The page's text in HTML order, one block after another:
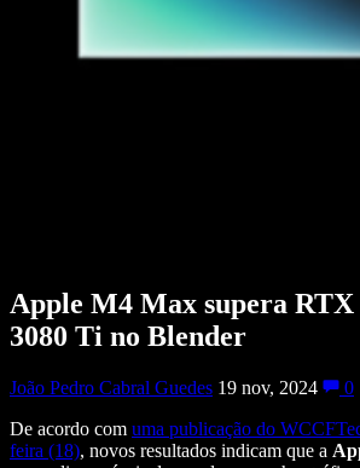
Apple M4 Max supera RTX
3080 Ti no Blender
João Pedro Cabral Guedes 19 nov, 2024
0
De acordo com uma publicação do
feira (18), novos resultados indicam que a